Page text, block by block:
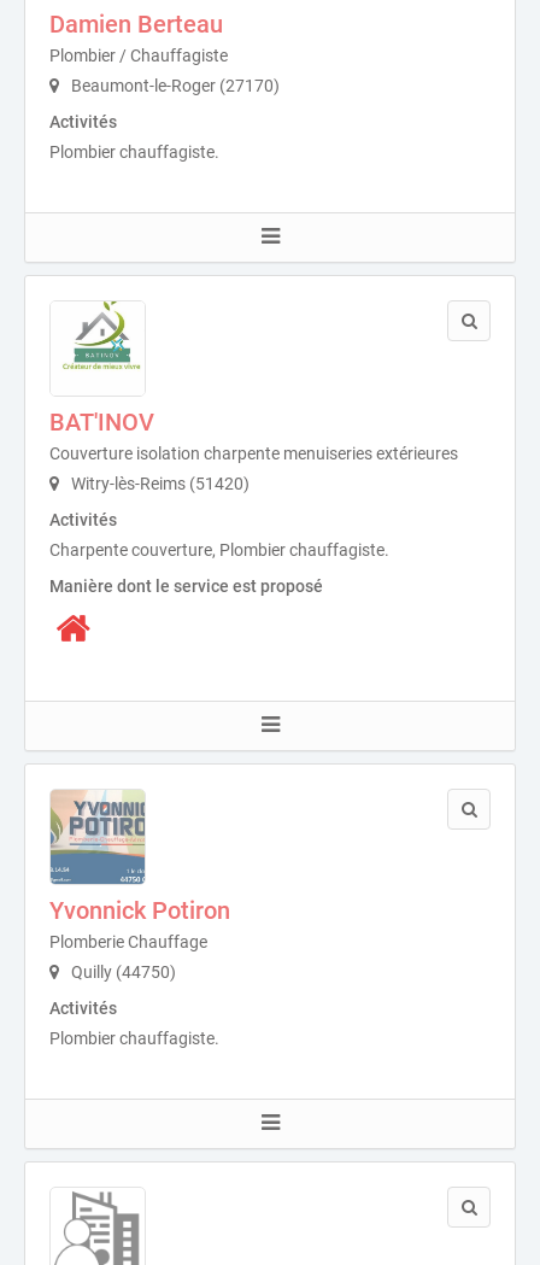
Damien Berteau
Plombier / Chauffagiste
Beaumont-le-Roger (27170)
Activités
Plombier chauffagiste.
BAT'INOV
Couverture isolation charpente menuiseries extérieures
Witry-lès-Reims (51420)
Activités
Charpente couverture, Plombier chauffagiste.
Manière dont le service est proposé
Yvonnick Potiron
Plomberie Chauffage
Quilly (44750)
Activités
Plombier chauffagiste.